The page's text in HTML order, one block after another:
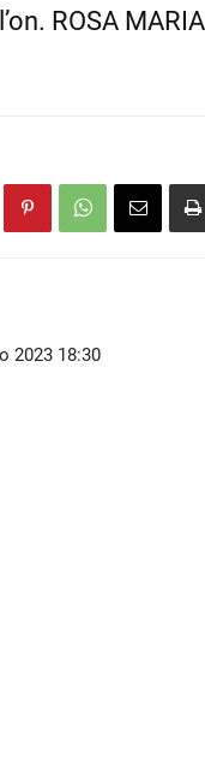
ROSA
2023 18:30